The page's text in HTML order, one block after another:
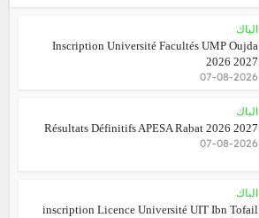
الباك
Inscription Université Facultés UMP Oujda
2026 2027
07-08-2026
الباك
Résultats Définitifs APESA Rabat 2026 2027
07-08-2026
الباك
inscription Licence Université UIT Ibn Tofail